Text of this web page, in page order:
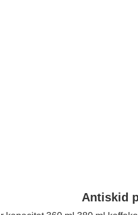
Antiskid